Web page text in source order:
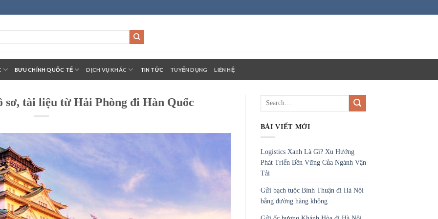
BƯU CHÍNH QUỐC TẾ DỊCH VỤ KHÁC TIN TỨC TUYỂN DỤNG LIÊN HỆ
sơ, tài liệu từ Hải Phòng đi Hàn Quốc
BÀI VIẾT MỚI
Logistics Xanh Là Gì? Xu Hướng
Phát Triển Bền Vững Của Ngành Vận
Tải
Gửi bạch tuộc Bình Thuận đi Hà Nội
bằng đường hàng không